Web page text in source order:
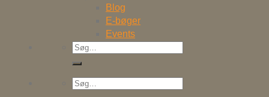
Blog
E-bøger
Events
Søg
efter:
Søg